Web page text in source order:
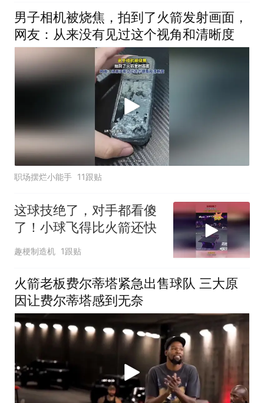
男子相机被烧焦，拍到了火箭发射画面，
网友：从来没有见过这个视角和清晰度
职场摆烂小能手 11跟贴
这球技绝了，对手都看傻
了！小球飞得比火箭还快
趣梗制造机 1跟贴
火箭老板费尔蒂塔紧急出售球队 三大原
因让费尔蒂塔感到无奈